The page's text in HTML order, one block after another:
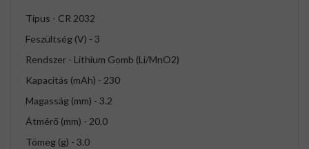
Típus - CR 2032
Feszültség (V) - 3
Rendszer - Lithium Gomb (Li/MnO2)
Kapacitás (mAh) - 230
Magasság (mm) - 3.2
Átmérő (mm) - 20.0
Tömeg (g) - 3.0